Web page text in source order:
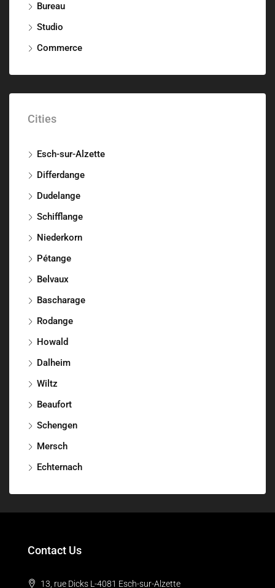
Bureau
Studio
Commerce
Cities
Esch-sur-Alzette
Differdange
Dudelange
Schifflange
Niederkorn
Pétange
Belvaux
Bascharage
Rodange
Howald
Dalheim
Wiltz
Beaufort
Schengen
Mersch
Echternach
Contact Us
13, rue Dicks L-4081 Esch-sur-Alzette